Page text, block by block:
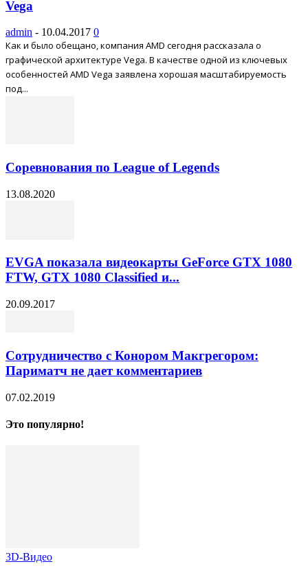
Vega
admin - 10.04.2017 0
Как и было обещано, компания AMD сегодня рассказала о
графической архитектуре Vega. В качестве одной из ключевых
особенностей AMD Vega заявлена хорошая масштабируемость
под...
Соревнования по League of Legends
13.08.2020
EVGA показала видеокарты GeForce GTX 1080
FTW, GTX 1080 Classified и...
20.09.2017
Сотрудничество с Конором Макгрегором:
Париматч не дает комментариев
07.02.2019
Это популярно!
3D-Видео